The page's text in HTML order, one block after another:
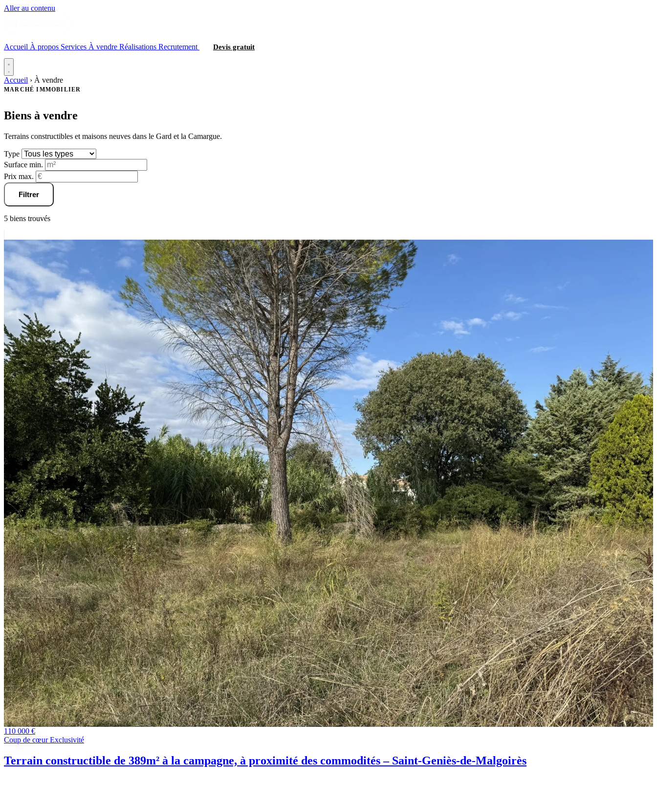
Aller au contenu
Accueil À propos Services À vendre Réalisations Recrutement Devis gratuit
Accueil › À vendre
MARCHÉ IMMOBILIER
Biens à vendre
Terrains constructibles et maisons neuves dans le Gard et la Camargue.
Type
Surface min.
Prix max.
Filtrer
5 biens trouvés
110 000 €
Coup de cœur Exclusivité
Terrain constructible de 389m² à la campagne, à proximité des commodités – Saint-Geniès-de-Malgoirès